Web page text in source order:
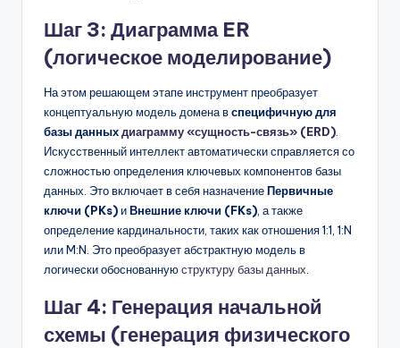
Шаг 3: Диаграмма ER
(логическое моделирование)
На этом решающем этапе инструмент преобразует
концептуальную модель домена вспецифичную для
базы данныхдиаграмму «сущность-связь» (ERD)
Искусственный интеллект автоматически справляется со
сложностью определения ключевых компонентов базы
данных. Это включает в себя назначениеПервичные
ключи (PKs)иВнешние ключи (FKs) , а также
определение кардинальности, таких как отношения 1:1, 1:N
или M:N. Это преобразует абстрактную модель в
логически обоснованнуюструктуру базы данных
Шаг 4: Генерация начальной
схемы (генерация физического